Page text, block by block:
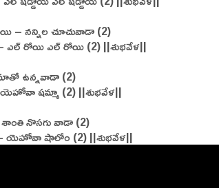
– నన్నిల చూచువాడా (2)
ఎల్ రోయి ఎల్ రోయి (2) ||శుభవేళ||
ఉన్నవాడా (2)
షమ్మా (2) ||శుభవేళ||
నొసగు వాడా (2)
యెహోవా షాలోం (2) ||శుభవేళ||